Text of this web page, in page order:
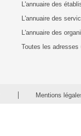
L'annuaire des
L'annuaire des
L'annuaire des
Toutes les adresses
Mentions